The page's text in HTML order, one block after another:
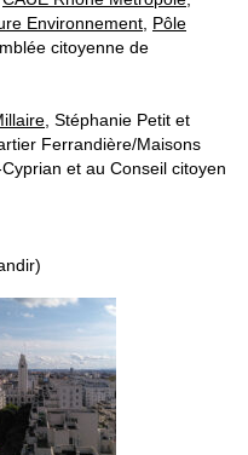
Environnement, Pôle
citoyenne de
, Stéphanie Petit et
Ferrandière/Maisons
et au Conseil citoyen